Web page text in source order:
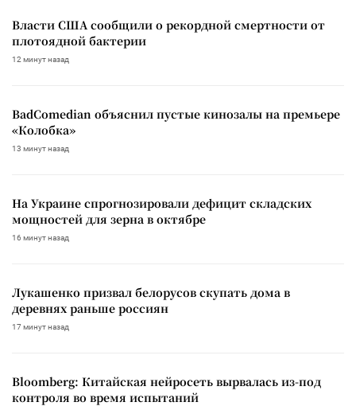
Власти США сообщили о рекордной смертности от
плотоядной бактерии
12 минут назад
BadComedian объяснил пустые кинозалы на премьере
«Колобка»
13 минут назад
На Украине спрогнозировали дефицит складских
мощностей для зерна в октябре
16 минут назад
Лукашенко призвал белорусов скупать дома в
деревнях раньше россиян
17 минут назад
Bloomberg: Китайская нейросеть вырвалась из-под
контроля во время испытаний